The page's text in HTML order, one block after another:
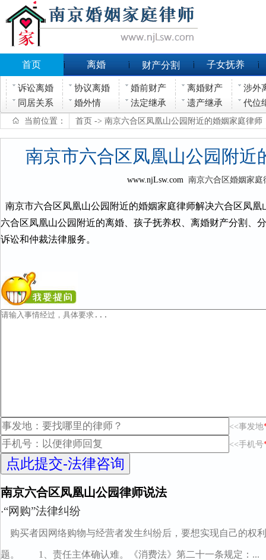
首页 离婚 财产分割 子女抚养
诉讼离婚 协议离婚 婚前财产 离婚财产
涉外
同居关系
婚外情 法定继承 遗产继承 代位
当前位置： 首页 -> 南京六合区凤凰山公园附近的婚姻家庭律师
南京市六合区凤凰山公园附近
www.njLsw.com南京六合区婚姻家庭
南京市六合区凤凰山公园附近的婚姻家庭律师解决六合区凤
六合区凤凰山公园附近的离婚、孩子抚养权、离婚财产分割、
诉讼和仲裁法律服务。
<<事发地
<<手机号
南京六合区凤凰山公园律师说法
·“网购”法律纠纷
购买者因网络购物与经营者发生纠纷后，要想实现自己的权
题。 1、责任主体确认难。《消费法》第二十一条规定：...